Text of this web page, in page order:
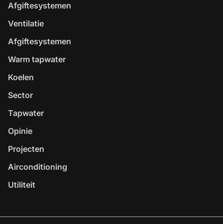
Afgiftesystemen
Ventilatie
Afgiftesystemen
Warm tapwater
Koelen
Sector
Tapwater
Opinie
Projecten
Airconditioning
Utiliteit